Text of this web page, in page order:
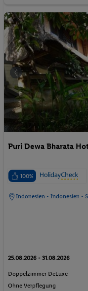
Puri Dewa Bharata
100%
Indonesien - Indonesien -
25.08.2026 - 31.08.2026
Doppelzimmer DeLuxe
Ohne Verpflegung